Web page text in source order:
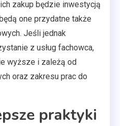
zakup będzie inwestycją
one przydatne także
Jeśli jednak
z usług fachowca,
wyższe i zależą od
oraz zakresu prac do
praktyki